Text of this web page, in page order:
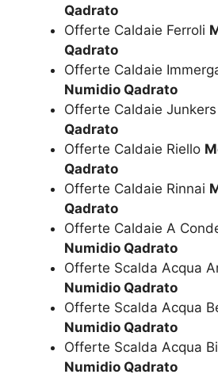
Qadrato
Offerte Caldaie Ferroli
Qadrato
Offerte Caldaie
Numidio Qadrato
Offerte Caldaie Junkers
Qadrato
Offerte Caldaie Riello
Qadrato
Offerte Caldaie Rinnai
Qadrato
Offerte Caldaie A
Numidio Qadrato
Offerte Scalda Acqua
Numidio Qadrato
Offerte Scalda Acqua
Numidio Qadrato
Offerte Scalda Acqua
Numidio Qadrato